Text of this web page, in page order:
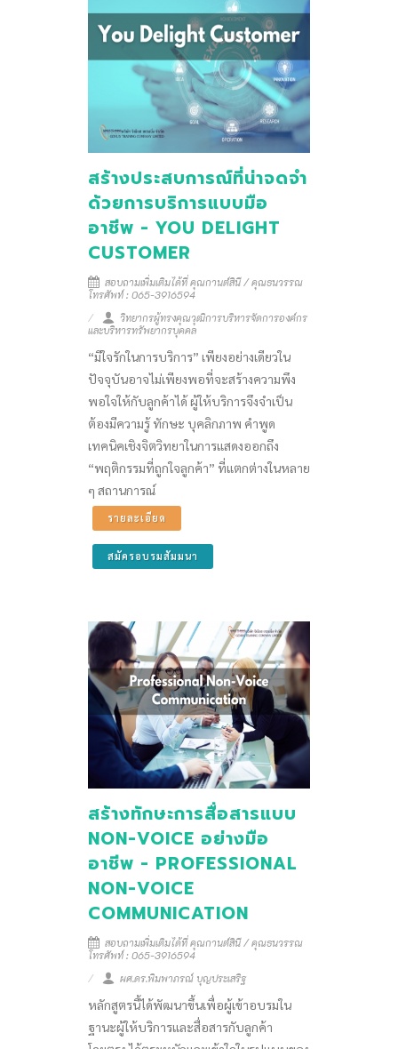
สร้างประสบการณ์ที่น่าจดจำ
ด้วยการบริการแบบมือ
อาชีพ - YOU DELIGHT
CUSTOMER
สอบถามเพิ่มเติมได้ที่ คุณกานต์สินี / คุณธนวรรณ
โทรศัพท์ : 065-3916594
วิทยากรผู้ทรงคุณวุฒิการบริหารจัดการองค์กร
และบริหารทรัพยากรบุคคล
“มีใจรักในการบริการ” เพียงอย่างเดียวใน
ปัจจุบันอาจไม่เพียงพอที่จะสร้างความพึง
พอใจให้กับลูกค้าได้ ผู้ให้บริการจึงจำเป็น
ต้องมีความรู้ ทักษะ บุคลิกภาพ คำพูด
เทคนิคเชิงจิตวิทยาในการแสดงออกถึง
“พฤติกรรมที่ถูกใจลูกค้า” ที่แตกต่างในหลาย
ๆ สถานการณ์
รายละเอียด
สมัครอบรมสัมมนา
สร้างทักษะการสื่อสารแบบ
NON-VOICE อย่างมือ
อาชีพ - PROFESSIONAL
NON-VOICE
COMMUNICATION
สอบถามเพิ่มเติมได้ที่ คุณกานต์สินี / คุณธนวรรณ
โทรศัพท์ : 065-3916594
ผศ.ดร.พิมพาภรณ์ บุญประเสริฐ
หลักสูตรนี้ได้พัฒนาขึ้นเพื่อผู้เข้าอบรมใน
ฐานะผู้ให้บริการและสื่อสารกับลูกค้า